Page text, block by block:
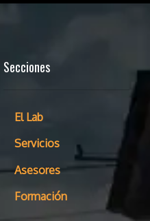
Secciones
El Lab
Servicios
Asesores
Formación